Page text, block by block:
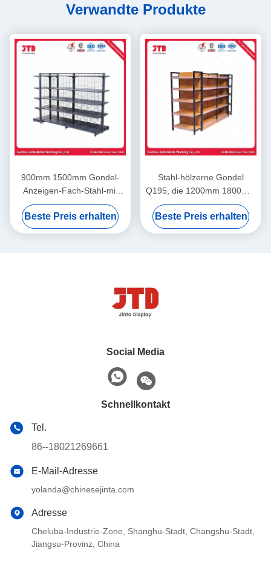
Verwandte Produkte
900mm 1500mm Gondel-
Anzeigen-Fach-Stahl-mit
Seiten versehenes Regal
Q195 2
Beste Preis erhalten
Stahl-hölzerne Gondel
Q195, die 1200mm 1800mm
5 Reihen-Speicher-Regal
beiseite legt
Beste Preis erhalten
Social Media
Schnellkontakt
Tel.
86--18021269661
E-Mail-Adresse
yolanda@chinesejinta.com
Adresse
Cheluba-Industrie-Zone, Shanghu-Stadt, Changshu-Stadt,
Jiangsu-Provinz, China